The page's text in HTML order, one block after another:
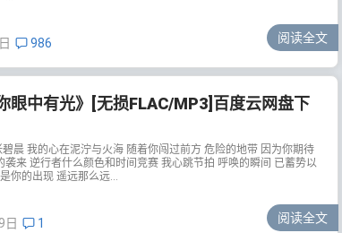
986 阅读全文
眼中有光》[无损FLAC/MP3]百度云网盘下
碧晨 我的心在泥泞与火海 随着你闯过前方 危险的地带 因为你期待
袭来 逆行者什么颜色和时间竞赛 我心跳节拍 呼唤的瞬间 已蓄势以
你的出现 遥远那么远...
日 1 阅读全文